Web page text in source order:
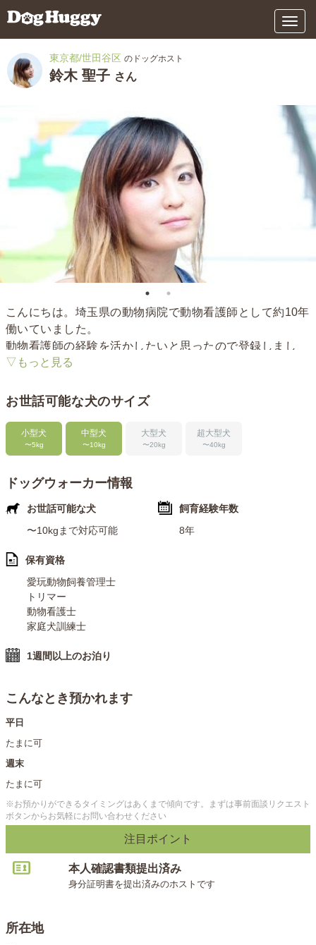
メ
ニ
東京都/世田谷区 のドッグホスト
鈴木 聖子 さん
こんにちは。埼玉県の動物病院で動物看護師として約10年
働いていました。
動物看護師の経験を活かしたいと思ったので登録しまし
た！
軽に話してください！
〈犬の飼育経験〉
8年以上
動物看護師として約10年の勤務経験があります。
・愛玩動物飼養管理士
・トリマー
・動物看護士
・家庭犬訓練士
・RECOVER
できる限り柔軟に対応したいと思いますので、まずはご相
談いただいたうえで対応可能かどうか判断させてくださ
〈お散歩代行の際の事前面談のイメージ〉
まず、飼い主さんのご自宅近くの公園などで合流し、普段
のお散歩の様子を見させていただきます。そのうえで、ご
自宅にお邪魔し、わんちゃんの性格やご希望、当日の打ち
合わせなどをお話させていただければと思います。ご不明
点はメッセージでお気軽にご相談ください。
・現状、飼い主さんがご自宅に不在時に鍵をお預かりする
ペットシッター形式でのお散歩代行は承っていません。ご
▽もっと見る
お世話可能な犬のサイズ
小型犬
〜5kg
中型犬
〜10kg
大型犬
〜20kg
超大型犬
〜40kg
ドッグウォーカー情報
お世話可能な犬
〜10kgまで対応可能
飼育経験年数
8年
保有資格
愛玩動物飼養管理士
トリマー
動物看護士
家庭犬訓練士
1週間以上のお泊り
こんなとき預かれます
平日
たまに可
週末
たまに可
※お預かりができるタイミングはあくまで傾向です。まずは事前面談リクエスト
ボタンからお気軽にお問い合わせください
注目ポイント
本人確認書類提出済み
身分証明書を提出済みのホストです
所在地